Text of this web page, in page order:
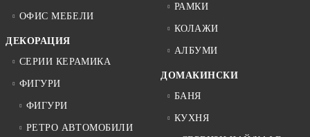
ОФИС МЕБЕЛИ
ДЕКОРАЦИЯ
СЕРИИ КЕРАМИКА
ФИГУРИ
ФИГУРИ
РЕТРО АВТОМОБИЛИ
РАМКИ
КОЛАЖИ
АЛБУМИ
ДОМАКИНСКИ
БАНЯ
КУХНЯ